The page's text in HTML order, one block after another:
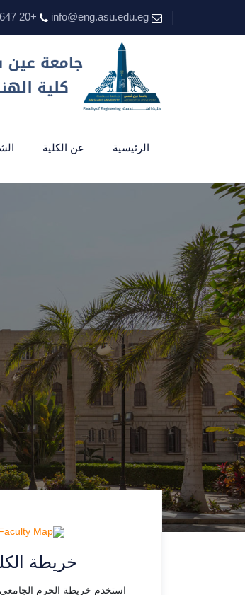
info@eng.asu.edu.eg
+20 24660647
الرئيسية عن الكلية
خريطة
استخدم خريطة الحرم الجامعي